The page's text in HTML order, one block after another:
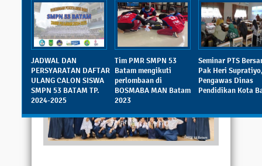
JADWAL DAN
PERSYARATAN DAFTAR
ULANG CALON SISWA
SMPN 53 BATAM TP.
2024-2025
Tim PMR SMPN 53
Batam mengikuti
perlombaan di
BOSMABA MAN Batam
2023
Seminar PTS
Pak Heri
Pengawas Dinas
Pendidikan Kota
BOSMABA 2023
Diposting:SMPN 53 Batam
Rabu, 08 Februari 2023 - 11:34:00 WIB |
Dibaca: 723 pembaca